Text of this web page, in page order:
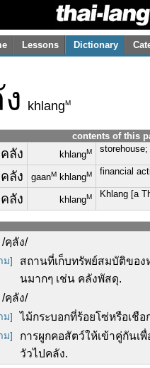
Lessons Dictionary
khlangM
contents of this
คลัง khlangM
ลัง gaanM khlangM financial
คลัง khlangM Khlang [a
คฺลัง/
ม]
สถานที่เก็บทรัพย์สมบัติของ
นมากๆ เช่น คลังพัสดุ.
คฺลัง/
ม] ไม้กระบอกที่ร้อยโซ่หรือเชื
ม]
การผูกคอสัตว์ให้เข้าคู่กันเ
วัวไปคลัง.